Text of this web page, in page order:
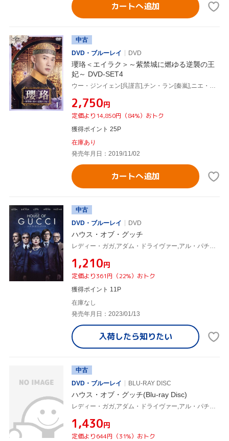
カートへ追加
中古
DVD・ブルーレイ
DVD
瓔珞＜エイラク＞～紫禁城に燃ゆる逆襲の王
妃～ DVD-SET4
ウー・ジンイェン[呉謹言],チン・ラン[秦嵐],ニエ・ユエン[聶遠]
¥2,750円
定価より14,850円（84%）おトク
獲得ポイント 25P
在庫あり
発売年月日：2019/11/02
カートへ追加
中古
DVD・ブルーレイ
DVD
ハウス・オブ・グッチ
レディー・ガガ,アダム・ドライヴァー,アル・パチーノ,ジェレミー・アイアンズ,ジャレッド・レト,リドリー・スコット(監督、製作),サラ・ゲイ・フォーデン(原作),ハリー・グレッグソン=ウィリアムズ(音楽)
¥1,210円
定価より361円（22%）おトク
獲得ポイント 11P
在庫なし
発売年月日：2023/01/13
入荷したら知りたい
中古
DVD・ブルーレイ
BLU-RAY DISC
ハウス・オブ・グッチ(Blu-ray Disc)
レディー・ガガ,アダム・ドライヴァー,アル・パチーノ,ジェレミー・アイアンズ,ジャレッド・レト,リドリー・スコット(監督、製作),サラ・ゲイ・フォーデン(原作),ハリー・グレッグソン=ウィリアムズ(音楽)
¥1,430円
定価より644円（31%）おトク